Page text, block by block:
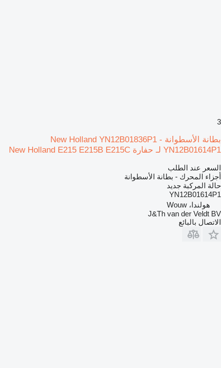
3
بطانة الأسطوانة New Holland YN12B01836P1 -
YN12B01614P1 لـ حفارة New Holland E215 E215B E215C
السعر عند الطلب
أجزاء المحرك - بطانة الأسطوانة
حالة المركبة جديد
YN12B01614P1
هولندا، Wouw
J&Th van der Veldt BV
الاتصال بالبائع